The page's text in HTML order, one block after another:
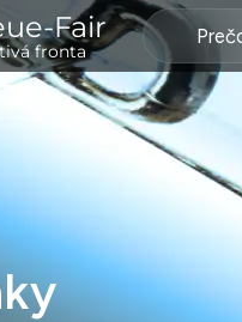
Fair
fronta